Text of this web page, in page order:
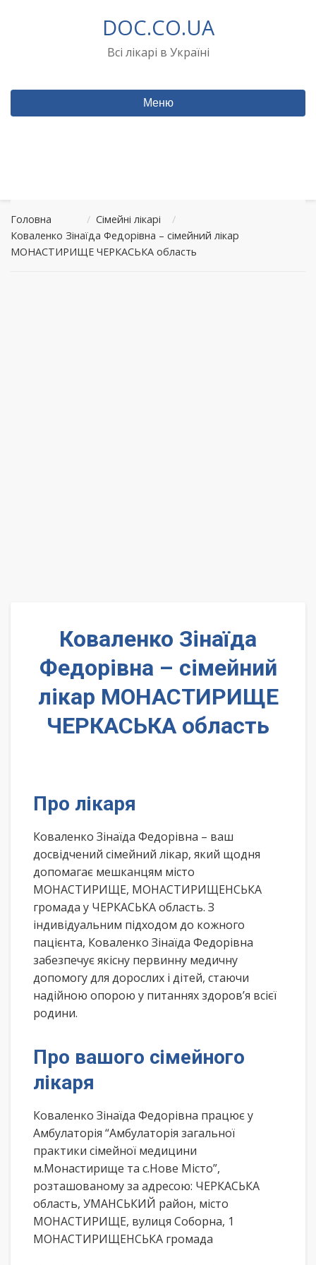
DOC.CO.UA
Всі лікарі в Україні
Меню
Головна / Сімейні лікарі
/
Коваленко Зінаїда Федорівна – сімейний лікар
МОНАСТИРИЩЕ ЧЕРКАСЬКА область
Коваленко Зінаїда
Федорівна – сімейний
лікар МОНАСТИРИЩЕ
ЧЕРКАСЬКА область
Про лікаря
Коваленко Зінаїда Федорівна – ваш
досвідчений сімейний лікар, який щодня
допомагає мешканцям місто
МОНАСТИРИЩЕ, МОНАСТИРИЩЕНСЬКА
громада у ЧЕРКАСЬКА область. З
індивідуальним підходом до кожного
пацієнта, Коваленко Зінаїда Федорівна
забезпечує якісну первинну медичну
допомогу для дорослих і дітей, стаючи
надійною опорою у питаннях здоров’я всієї
родини.
Про вашого сімейного
лікаря
Коваленко Зінаїда Федорівна працює у
Амбулаторія “Амбулаторія загальної
практики сімейної медицини
м.Монастирище та с.Нове Місто”,
розташованому за адресою: ЧЕРКАСЬКА
область, УМАНСЬКИЙ район, місто
МОНАСТИРИЩЕ, вулиця Соборна, 1
МОНАСТИРИЩЕНСЬКА громада